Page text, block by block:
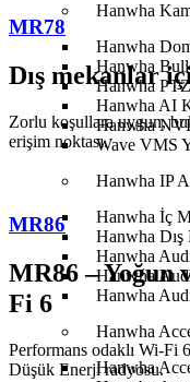
Hanwha
Hanwha
Hanwha
Hanwha
Hanwha AI
Hanwha
Wave VMS
Hanwha IP
Hanwha İç
Hanwha
Hanwha
Hanwha
Hanwha
Hanwha
Hanwha
MR78
Dış mekanlar
Zorlu koşullara uygun,
erişim noktası.
MR86
MR86 –
Fi 6
Performans odaklı Wi-Fi
Düşük Enerji radyosu.